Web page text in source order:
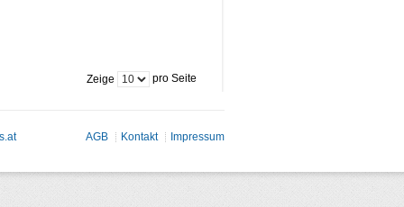
Zeige pro Seite
Impressum
Kontakt
AGB